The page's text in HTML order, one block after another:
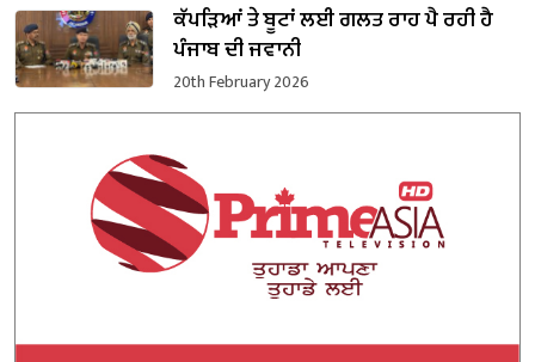
ਕੱਪੜਿਆਂ ਤੇ ਬੂਟਾਂ ਲਈ ਗਲਤ ਰਾਹ ਪੈ ਰਹੀ ਹੈ
ਪੰਜਾਬ ਦੀ ਜਵਾਨੀ
20th February 2026